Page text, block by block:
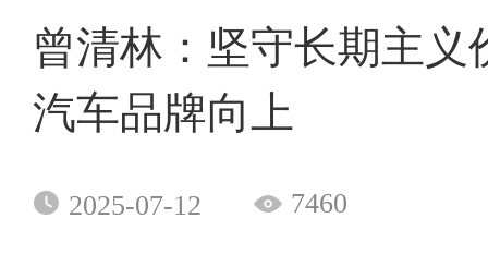
曾清林：坚守长期主义
汽车品牌向上
2025-07-12 7460